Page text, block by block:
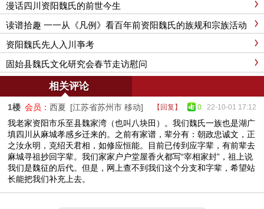
漫话四川资阳魏氏的前世今生
读谱拾趣 一一从《凡例》看百年前资阳魏氏的族规和宗族活动
资阳魏氏先人入川亊考
固始县魏氏文化研究会春节走访慰问
相关评论
【回复】 0 22-10-01 17:12
1楼 会员： 西夏 [江苏省苏州市 移动]
我老家资阳市乐至县魏家湾（也叫八块田）。我们魏氏一族也是湖广
填四川从麻城孝感乡迁来的。之前有家谱，辈分有：朝政忠诚文，正
之汝永明，克绍天君相，如修应恒能。目前已传到应字辈，有前辈去
麻城寻祖抄回字辈。我们家家户户堂屋香火都写“宰相家封”，祖上说
我们是魏征的后代。但是，网上查不到我们这个分支和字辈，希望站
长能把我们补充上去。